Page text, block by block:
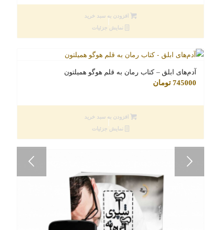
افزودن به سبد خرید
نمایش جزئیات
آدم‌های ابلق – کتاب رمان به قلم هوگو همیلتون
745000 تومان
افزودن به سبد خرید
نمایش جزئیات